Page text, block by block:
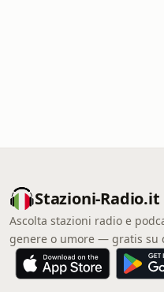
Stazioni-Radio.it
Ascolta stazioni radio e
genere o umore — gratis su